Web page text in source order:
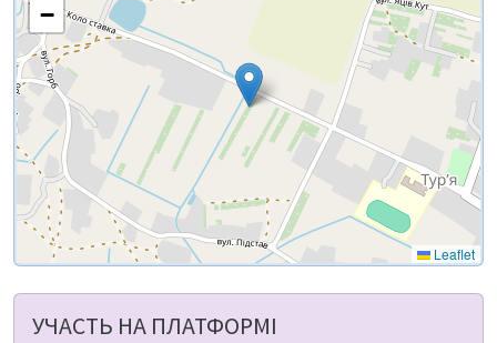
−
Leaflet
УЧАСТЬ НА ПЛАТФОРМІ